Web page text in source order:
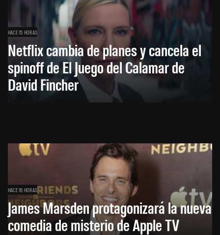
HACE 15 HORAS
Netflix cambia de planes y cancela el
spinoff de El Juego del Calamar de
David Fincher
HACE 16 HORAS
James Marsden protagonizará la nueva
comedia de misterio de Apple TV